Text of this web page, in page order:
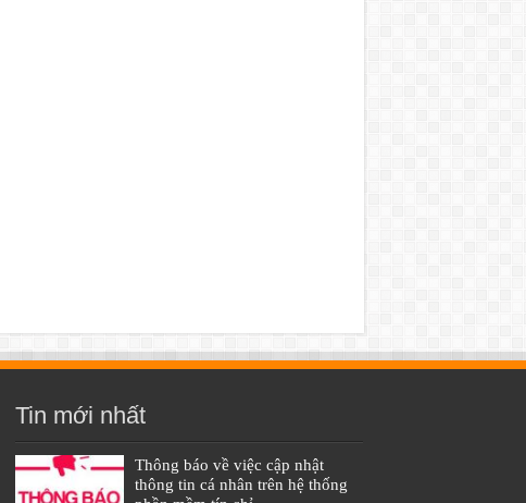
Tin mới nhất
Thông báo về việc cập nhật
thông tin cá nhân trên hệ thống